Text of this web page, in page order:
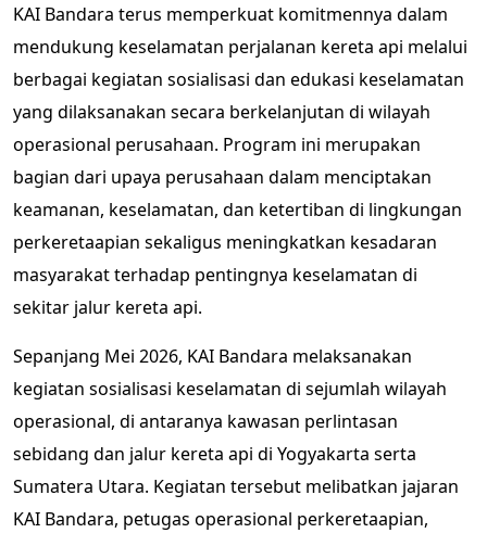
KAI Bandara terus memperkuat komitmennya dalam
mendukung keselamatan perjalanan kereta api melalui
berbagai kegiatan sosialisasi dan edukasi keselamatan
yang dilaksanakan secara berkelanjutan di wilayah
operasional perusahaan. Program ini merupakan
bagian dari upaya perusahaan dalam menciptakan
keamanan, keselamatan, dan ketertiban di lingkungan
perkeretaapian sekaligus meningkatkan kesadaran
masyarakat terhadap pentingnya keselamatan di
sekitar jalur kereta api.
Sepanjang Mei 2026, KAI Bandara melaksanakan
kegiatan sosialisasi keselamatan di sejumlah wilayah
operasional, di antaranya kawasan perlintasan
sebidang dan jalur kereta api di Yogyakarta serta
Sumatera Utara. Kegiatan tersebut melibatkan jajaran
KAI Bandara, petugas operasional perkeretaapian,